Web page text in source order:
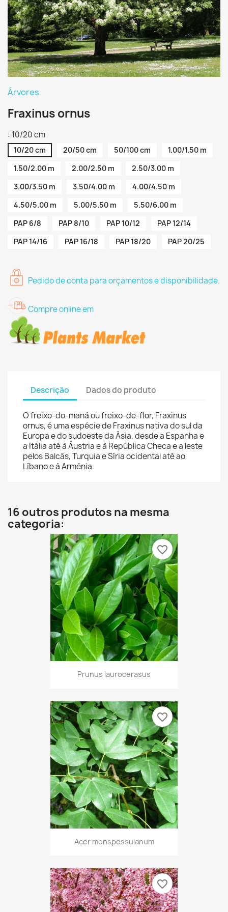
Árvores
Fraxinus ornus
: 10/20 cm
10/20 cm 20/50 cm 50/100 cm
1.00/1.50 m
1.50/2.00 m
2.00/2.50 m
2.50/3.00 m
3.00/3.50 m
3.50/4.00 m
4.00/4.50 m
4.50/5.00 m
5.00/5.50 m
5.50/6.00 m
PAP 6/8
PAP 8/10 PAP 10/12
PAP 12/14
PAP 14/16
PAP 16/18 PAP 18/20 PAP 20/25
Pedido de conta para orçamentos e disponibilidade.
Compre online em
Descrição Dados do produto
O freixo-do-maná ou freixo-de-flor, Fraxinus
ornus, é uma espécie de Fraxinus nativa do sul da
Europa e do sudoeste da Ásia, desde a Espanha e
a Itália até à Áustria e à República Checa e a leste
pelos Balcãs, Turquia e Síria ocidental até ao
Líbano e à Arménia.
16 outros produtos na mesma
categoria:
Prunus laurocerasus
favorite_border
Acer monspessulanum
favorite_border
favorite_border